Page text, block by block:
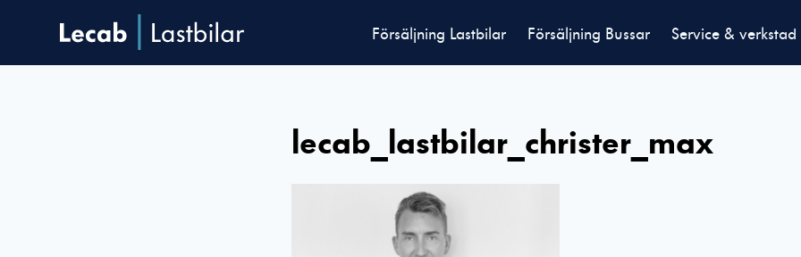
Försäljning Lastbilar Försäljning Bussar Service & verkstad
lecab_lastbilar_christer_max